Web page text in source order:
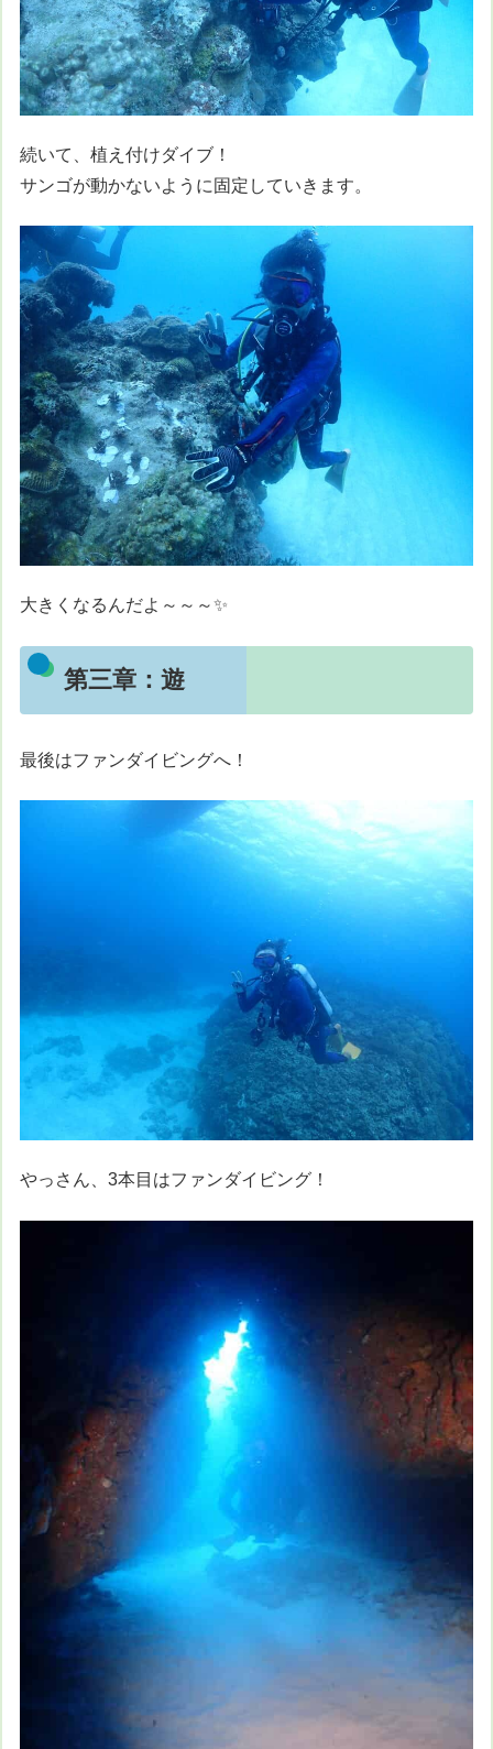
続いて、植え付けダイブ！
サンゴが動かないように固定していきます。
大きくなるんだよ～～～✨
第三章：遊
最後はファンダイビングへ！
やっさん、3本目はファンダイビング！